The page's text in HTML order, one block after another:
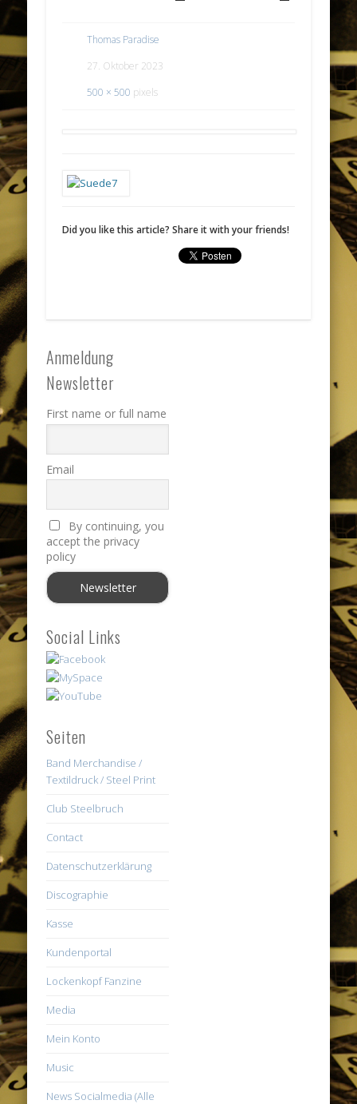
Thomas Paradise
27. Oktober 2023
500 × 500 pixels
Did you like this article? Share it with your friends!
Anmeldung
Newsletter
First name or full name
Email
By continuing, you
accept the privacy
policy
Social Links
Seiten
Band Merchandise /
Textildruck / Steel Print
Club Steelbruch
Contact
Datenschutzerklärung
Discographie
Kasse
Kundenportal
Lockenkopf Fanzine
Media
Mein Konto
Music
News Socialmedia (Alle